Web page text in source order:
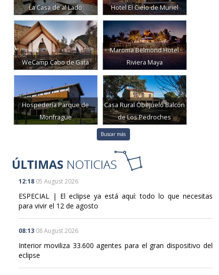
La Casa de al Lado Hotel El Cielo de Muriel
WeCamp Cabo de Gata
Maroma Belmond Hotel
Riviera Maya
Hospedería Parque de
Monfragüe
Casa Rural Obejuelo Balcón
de Los Pedroches
Buscar más
12:18 05 August 2026
ESPECIAL | El eclipse ya está aquí: todo lo que necesitas
para vivir el 12 de agosto
08:13 08 August 2026
Interior moviliza 33.600 agentes para el gran dispositivo del
eclipse